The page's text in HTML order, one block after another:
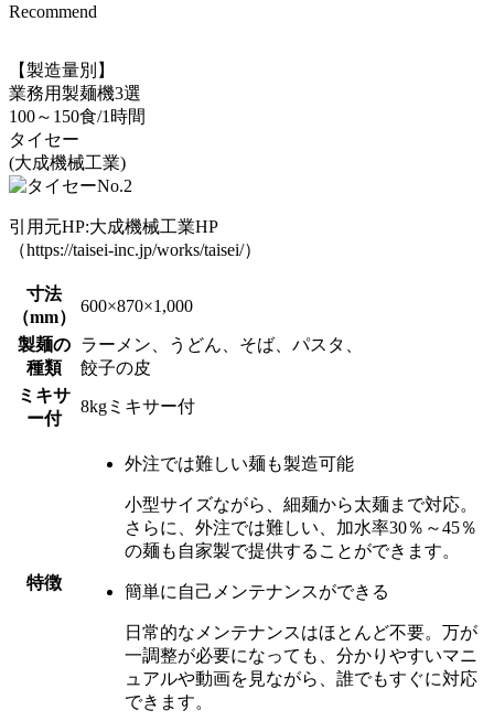
Recommend
【製造量別】
業務用製麺機3選
100～150食/1時間
タイセー
(大成機械工業)
引用元HP:大成機械工業HP
（https://taisei-inc.jp/works/taisei/）
寸法
（mm）
600×870×1,000
製麺の
種類
ラーメン、うどん、そば、パスタ、
餃子の皮
ミキサ
ー付
8kgミキサー付
特徴
外注では難しい麺も製造可能
小型サイズながら、細麺から太麺まで対応。
さらに、外注では難しい、加水率30％～45％
の麺も自家製で提供することができます。
簡単に自己メンテナンスができる
日常的なメンテナンスはほとんど不要。 万が
一調整が必要になっても、分かりやすいマニ
ュアルや動画を見ながら、誰でもすぐに対応
できます。